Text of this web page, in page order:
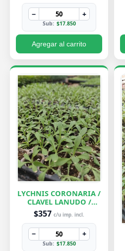
− +
Sub: $17.850
Agregar al carrito
LYCHNIS CORONARIA /
CLAVEL LANUDO /
ABUELA
$357 c/u imp. incl.
− +
Sub: $17.850